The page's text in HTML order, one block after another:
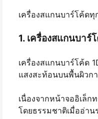
เครื่องสแกนบาร์โค้ด
1. เครื่องสแกนบาร์
เครื่องสแกนบาร์โค้ด
แสงสะท้อนบนพื้นผิวก
เนื่องจากหน้าจออิเล็
โดยธรรมชาติเมื่ออ่า